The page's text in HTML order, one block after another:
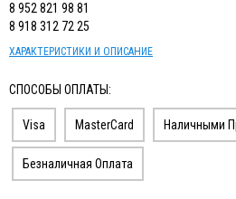
8 952 821 98 81
8 918 312 72 25
ХАРАКТЕРИСТИКИ И ОПИСАНИЕ
СПОСОБЫ ОПЛАТЫ:
Visa MasterCard Наличными
Безналичная Оплата